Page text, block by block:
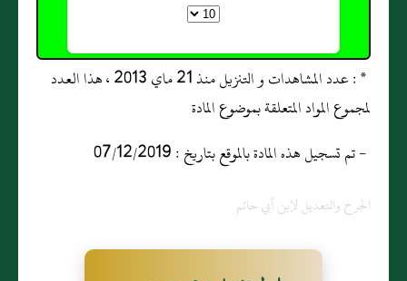
* : عدد المشاهدات و التنزيل منذ 21 ماي 2013 ، هذا العدد
لمجموع المواد المتعلقة بموضوع المادة
- تم تسجيل هذه المادة بالموقع بتاريخ : 07/12/2019
الجرح والتعديل لإبن أبي حاتم